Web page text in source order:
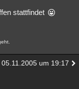
stattfindet
05.11.2005 um 19:17